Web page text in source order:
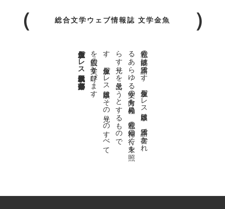
総合文学ウェブ情報誌 文学金魚
私達の
故郷は
日本語で
す
。
金魚屋プ
レ
ス
日本版は
、
日本語で
書か
れ
る
あ
ら
ゆ
る
文学の
方向を
見極め
、
私達の
精神の
行く
末を
照
ら
す
光り
を
見出そ
う
と
す
る
も
の
で
す
。
金魚屋プ
レ
ス
日本版は
そ
の
光り
の
す
べ
て
を
広義の
文学と
呼び
ま
す
。
金魚屋プレス日本版代表 齋藤都